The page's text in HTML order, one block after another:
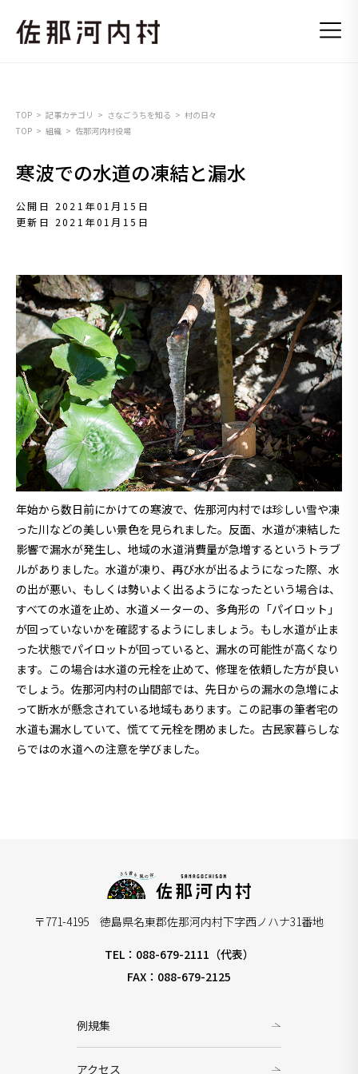
TOP 記事カテゴリ さなごうちを知る
村の日々
TOP
組織 佐那河内村役場
寒波での水道の凍結と漏水
公開日 2021年01月15日
更新日 2021年01月15日
年始から数日前にかけての寒波で、佐那河内村では珍しい雪や凍
った川などの美しい景色を見られました。反面、水道が凍結した
影響で漏水が発生し、地域の水道消費量が急増するというトラブ
ルがありました。水道が凍り、再び水が出るようになった際、水
の出が悪い、もしくは勢いよく出るようになったという場合は、
すべての水道を止め、水道メーターの、多角形の「パイロット」
が回っていないかを確認するようにしましょう。もし水道が止ま
った状態でパイロットが回っていると、漏水の可能性が高くなり
ます。この場合は水道の元栓を止めて、修理を依頼した方が良い
でしょう。佐那河内村の山間部では、先日からの漏水の急増によ
って断水が懸念されている地域もあります。この記事の筆者宅の
水道も漏水していて、慌てて元栓を閉めました。古民家暮らしな
らではの水道への注意を学びました。
〒771-4195 徳島県名東郡佐那河内村下字西ノハナ31番地
TEL：088-679-2111（代表）
FAX：088-679-2125
例規集
アクセス